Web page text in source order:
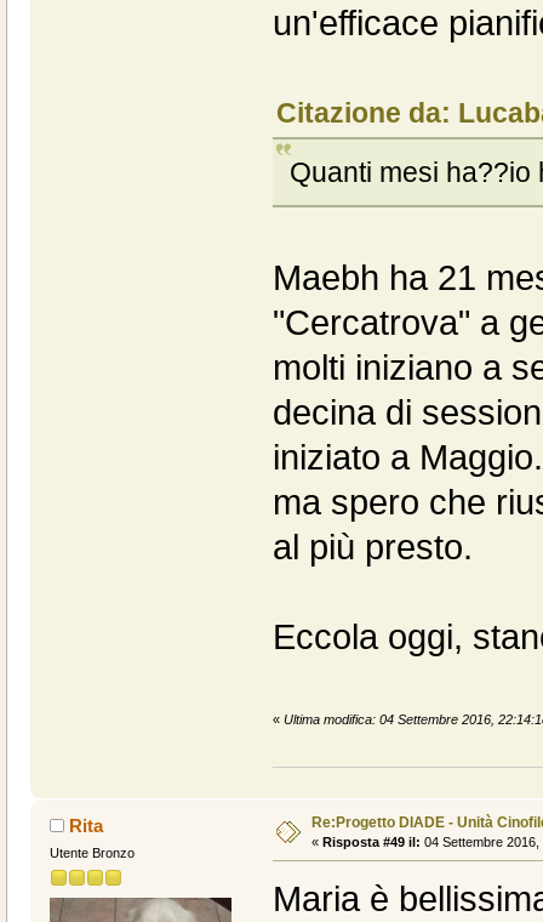
un'efficace
Citazione da:
Quanti mesi ha??io
Maebh ha 21
"Cercatrova" a
molti iniziano a
decina di
iniziato a
ma spero che
al più presto.
Eccola oggi,
« Ultima modifica: 04 Settembre 2016,
Rita
Utente Bronzo
Re:Progetto DIADE - Unità
« Risposta #49 il: 04 Settembre 2016,
Maria è